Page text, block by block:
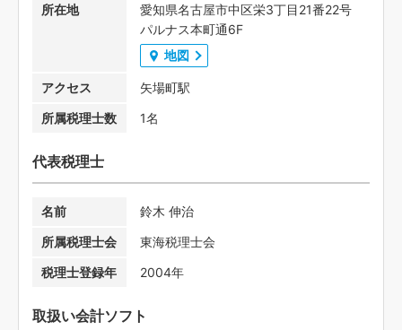
所在地
愛知県名古屋市中区栄3丁目21番22号
パルナス本町通6F
地図
アクセス
矢場町駅
所属税理士数
1名
代表税理士
名前
鈴木 伸治
所属税理士会
東海税理士会
税理士登録年
2004年
取扱い会計ソフト